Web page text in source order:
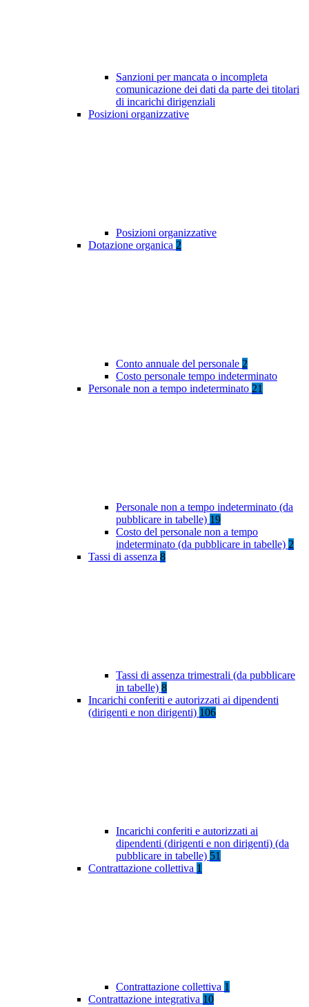
Sanzioni per mancata o incompleta
comunicazione dei dati da parte dei titolari
di incarichi dirigenziali
Posizioni organizzative
Posizioni organizzative
Dotazione organica 2
Conto annuale del personale 2
Costo personale tempo indeterminato
Personale non a tempo indeterminato 21
Personale non a tempo indeterminato (da
pubblicare in tabelle) 19
Costo del personale non a tempo
indeterminato (da pubblicare in tabelle) 2
Tassi di assenza 8
Tassi di assenza trimestrali (da pubblicare
in tabelle) 8
Incarichi conferiti e autorizzati ai dipendenti
(dirigenti e non dirigenti) 106
Incarichi conferiti e autorizzati ai
dipendenti (dirigenti e non dirigenti) (da
pubblicare in tabelle) 51
Contrattazione collettiva 1
Contrattazione collettiva 1
Contrattazione integrativa 10